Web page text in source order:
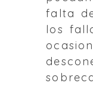
falta
los